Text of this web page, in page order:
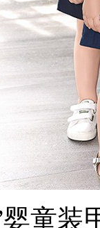
婴童